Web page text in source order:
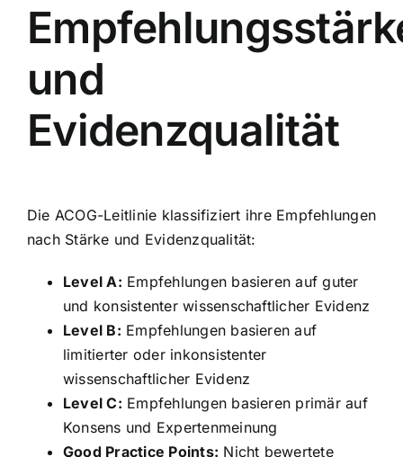
und
Evidenzqualität
Die ACOG-Leitlinie klassifiziert ihre Empfehlungen
nach Stärke und Evidenzqualität:
Level A: Empfehlungen basieren auf guter
und konsistenter wissenschaftlicher Evidenz
Level B: Empfehlungen basieren auf
limitierter oder inkonsistenter
wissenschaftlicher Evidenz
Level C: Empfehlungen basieren primär auf
Konsens und Expertenmeinung
Good Practice Points: Nicht bewertete